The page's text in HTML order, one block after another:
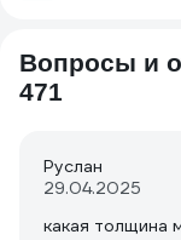
Вопросы и
471
Руслан
29.04.2025
какая толщина